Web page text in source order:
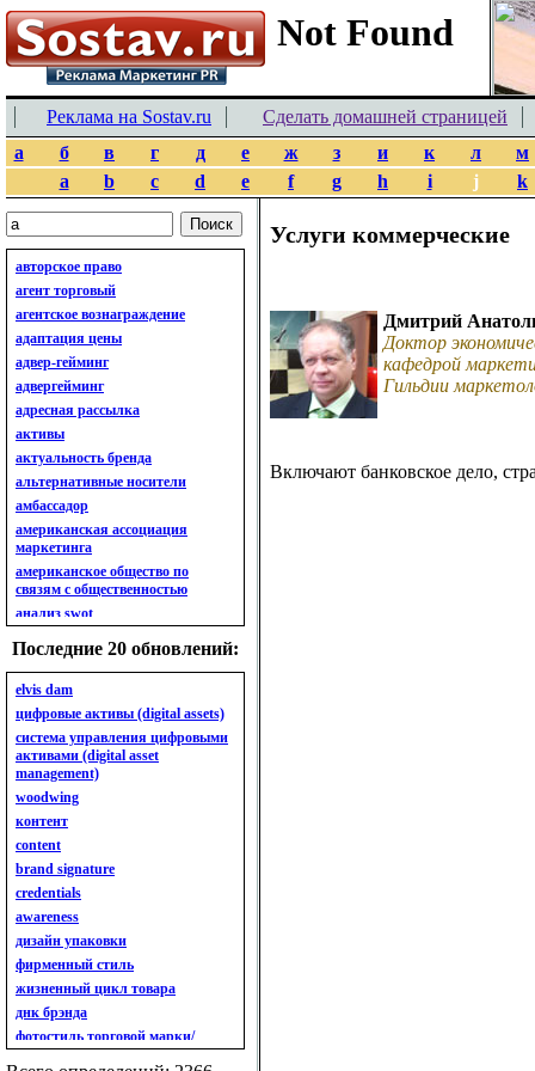
Реклама на Sostav.ru
Сделать домашней страницей
а
б в г д е ж з и к л
м
a
b c d e f g h i j k
авторское право
агент торговый
агентское вознаграждение
адаптация цены
адвер-гейминг
адвергейминг
адресная рассылка
активы
актуальность бренда
альтернативные носители
амбассадор
американская ассоциация
маркетинга
американское общество по
связям с общественностью
анализ swot
анализ бизнес-портфеля
анализ имиджа
анализ кластерный
анализ конкурентов
анализ кросс-культурных
особенностей
анализ мак кинси «7s»
анализ макросистемы
анализ маркетинговый
анализ рынка
анализ ситуационный
анализ экспертный
индивидуальный
анкета
ассортимент
ассортимент товарный.
планирование товарного
ассортимента
ассортимент. глубина
Последние 20 обновлений:
elvis dam
цифровые активы (digital assets)
система управления цифровыми
активами (digital asset
management)
woodwing
контент
content
brand signature
credentials
awareness
дизайн упаковки
фирменный стиль
жизненный цикл товара
днк брэнда
фотостиль торговой марки/
линейки продукции
Услуги коммерческие
Дмитрий
Доктор
кафедрой
Гильдии
Включают банковское дело,